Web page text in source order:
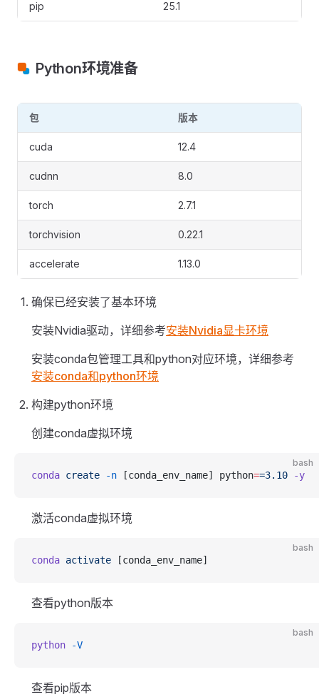
pip 25.1
Python环境准备
包 版本
cuda 12.4
cudnn 8.0
torch 2.7.1
torchvision 0.22.1
accelerate 1.13.0
确保已经安装了基本环境
安装Nvidia驱动，详细参考安装Nvidia显卡环境
安装conda包管理工具和python对应环境，详细参考
安装conda和python环境
构建python环境
创建conda虚拟环境
bash
conda create -n [conda_env_name] python==3.10 -y
激活conda虚拟环境
bash
conda activate [conda_env_name]
查看python版本
bash
python -V
查看pip版本